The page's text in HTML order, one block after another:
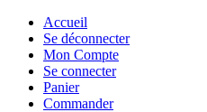
Accueil
Se déconnecter
Mon Compte
Se connecter
Panier
Commander